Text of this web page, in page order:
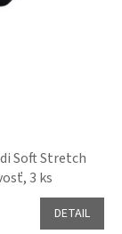
Soft Stretch
3 ks
DETAIL